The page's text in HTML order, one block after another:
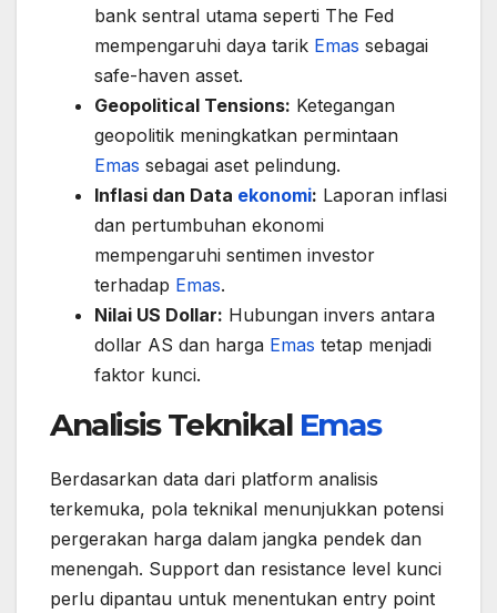
bank sentral utama seperti The Fed
mempengaruhi daya tarik Emas sebagai
safe-haven asset.
Geopolitical Tensions: Ketegangan
geopolitik meningkatkan permintaan
Emas sebagai aset pelindung.
Inflasi dan Data ekonomi: Laporan inflasi
dan pertumbuhan ekonomi
mempengaruhi sentimen investor
terhadap Emas.
Nilai US Dollar: Hubungan invers antara
dollar AS dan harga Emas tetap menjadi
faktor kunci.
Analisis Teknikal Emas
Berdasarkan data dari platform analisis
terkemuka, pola teknikal menunjukkan potensi
pergerakan harga dalam jangka pendek dan
menengah. Support dan resistance level kunci
perlu dipantau untuk menentukan entry point